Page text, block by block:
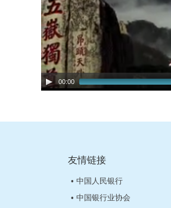
00:00
友情链接
• 中国人民银行
• 中国银行业协会